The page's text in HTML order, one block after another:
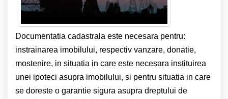
Documentatia cadastrala este necesara pentru:
instrainarea imobilului, respectiv vanzare, donatie,
mostenire, in situatia in care este necesara instituirea
unei ipoteci asupra imobilului, si pentru situatia in care
se doreste o garantie sigura asupra dreptului de